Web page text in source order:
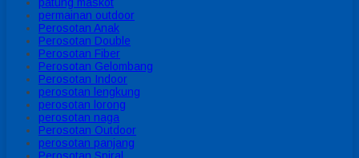
permainan outdoor
Perosotan Anak
Perosotan Double
Perosotan Fiber
Perosotan Gelombang
Perosotan Indoor
perosotan lengkung
perosotan lorong
perosotan naga
Perosotan Outdoor
perosotan panjang
Perosotan Spiral